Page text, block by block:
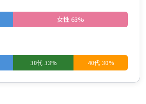
女性 63%
30代 33% 40代 30%